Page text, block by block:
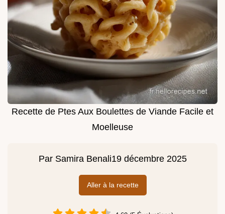
Recette de Ptes Aux Boulettes de Viande Facile et
Moelleuse
Par Samira Benali19 décembre 2025
Aller à la recette